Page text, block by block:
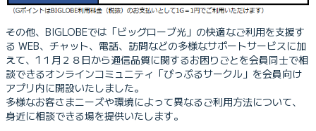
その他、BIGLOBEでは「ビッグローブ光」の快適なご利用を支援す
る WEB、チャット、電話、訪問などの多様なサポートサービスに加
えて、1１月２８日から通信品質に関するお困りごとを会員同士で相
談できるオンラインコミュニティ「びっぷるサークル」を会員向け
アプリ内に開設いたしました。
多様なお客さまニーズや環境によって異なるご利用方法について、
身近に相談できる場を提供いたします。